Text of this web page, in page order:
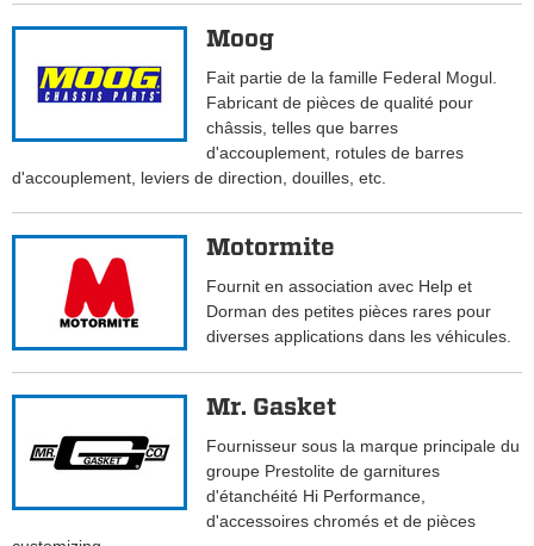
Moog
Fait partie de la famille Federal Mogul.
Fabricant de pièces de qualité pour
châssis, telles que barres
d'accouplement, rotules de barres
d'accouplement, leviers de direction, douilles, etc.
Motormite
Fournit en association avec Help et
Dorman des petites pièces rares pour
diverses applications dans les véhicules.
Mr. Gasket
Fournisseur sous la marque principale du
groupe Prestolite de garnitures
d'étanchéité Hi Performance,
d'accessoires chromés et de pièces